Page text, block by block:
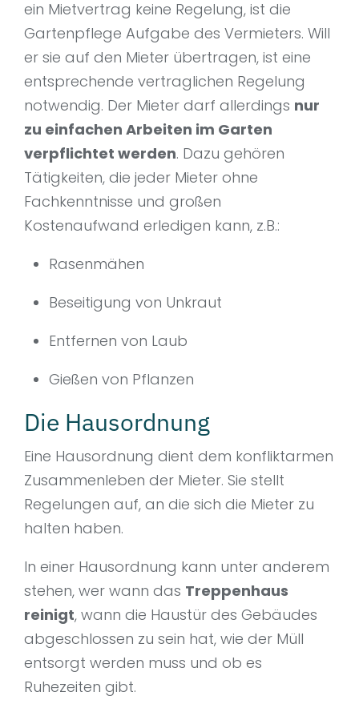
ein Mietvertrag keine Regelung, ist die
Gartenpflege Aufgabe des Vermieters. Will
er sie auf den Mieter übertragen, ist eine
entsprechende vertraglichen Regelung
notwendig. Der Mieter darf allerdings nur
zu einfachen Arbeiten im Garten
verpflichtet werden. Dazu gehören
Tätigkeiten, die jeder Mieter ohne
Fachkenntnisse und großen
Kostenaufwand erledigen kann, z.B.:
Rasenmähen
Beseitigung von Unkraut
Entfernen von Laub
Gießen von Pflanzen
Die Hausordnung
Eine Hausordnung dient dem konfliktarmen
Zusammenleben der Mieter. Sie stellt
Regelungen auf, an die sich die Mieter zu
halten haben.
In einer Hausordnung kann unter anderem
stehen, wer wann das Treppenhaus
reinigt, wann die Haustür des Gebäudes
abgeschlossen zu sein hat, wie der Müll
entsorgt werden muss und ob es
Ruhezeiten gibt.